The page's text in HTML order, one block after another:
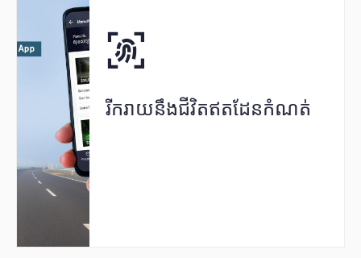
រីករាយនឹងជីវិតឥតដែនកំណត់